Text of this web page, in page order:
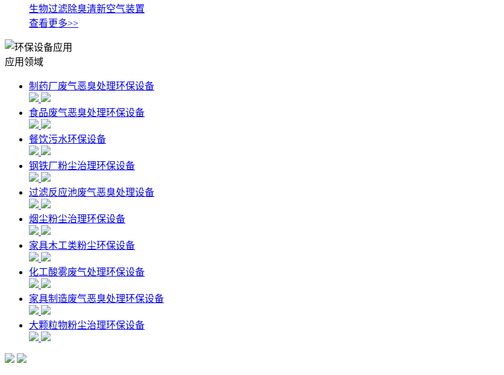
生物过滤除臭清新空气装置
查看更多>>
应用领域
制药厂废气恶臭处理环保设备
食品废气恶臭处理环保设备
餐饮污水环保设备
钢铁厂粉尘治理环保设备
过滤反应池废气恶臭处理设备
烟尘粉尘治理环保设备
家具木工类粉尘环保设备
化工酸雾废气处理环保设备
家具制造废气恶臭处理环保设备
大颗粒物粉尘治理环保设备